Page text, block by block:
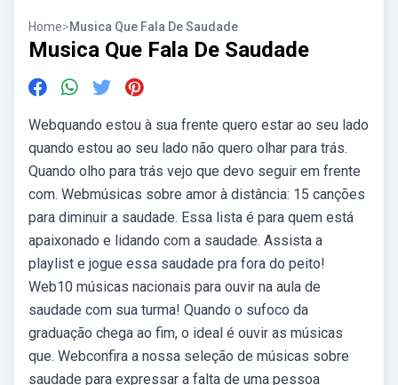
Home>Musica Que Fala De Saudade
Musica Que Fala De Saudade
Webquando estou à sua frente quero estar ao seu lado
quando estou ao seu lado não quero olhar para trás.
Quando olho para trás vejo que devo seguir em frente
com. Webmúsicas sobre amor à distância: 15 canções
para diminuir a saudade. Essa lista é para quem está
apaixonado e lidando com a saudade. Assista a
playlist e jogue essa saudade pra fora do peito!
Web10 músicas nacionais para ouvir na aula de
saudade com sua turma! Quando o sufoco da
graduação chega ao fim, o ideal é ouvir as músicas
que. Webconfira a nossa seleção de músicas sobre
saudade para expressar a falta de uma pessoa